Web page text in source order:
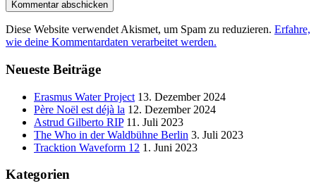
Diese Website verwendet Akismet, um Spam zu reduzieren. Erfahre,
wie deine Kommentardaten verarbeitet werden.
Neueste Beiträge
Erasmus Water Project 13. Dezember 2024
Père Noël est déjà la 12. Dezember 2024
Astrud Gilberto RIP 11. Juli 2023
The Who in der Waldbühne Berlin 3. Juli 2023
Tracktion Waveform 12 1. Juni 2023
Kategorien